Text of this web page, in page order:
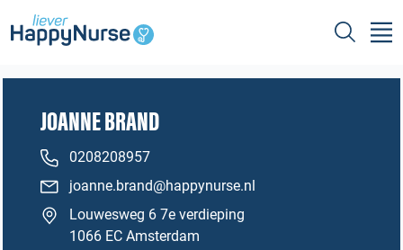
JOANNE BRAND
0208208957
joanne.brand@happynurse.nl
Louwesweg 6 7e verdieping
1066 EC Amsterdam